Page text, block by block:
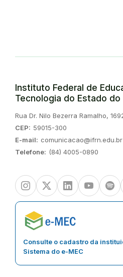
Instituto Federal de
Tecnologia do Estado
Endereço:
Rua Dr. Nilo Bezerra Ramalho,
CEP: 59015-300
E-mail: comunicacao@ifrn.edu.br
Telefone: (84) 4005-0890
InstagramTwitter/XLinkedinYoutube
Consulte o cadastro da
Sistema do e-MEC